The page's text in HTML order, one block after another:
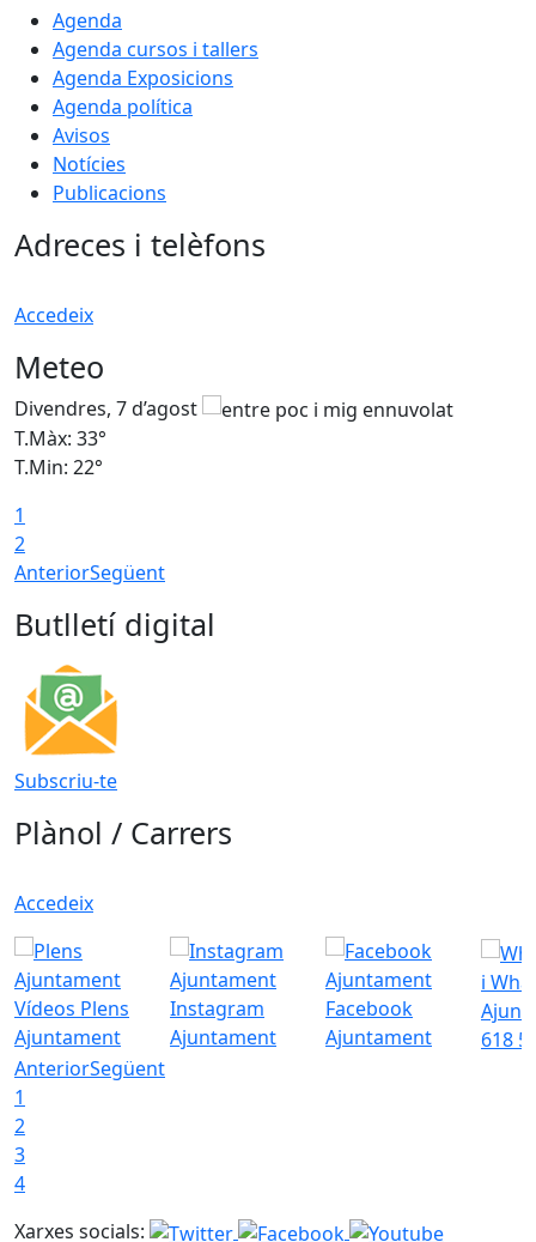
Agenda
Agenda cursos i tallers
Agenda Exposicions
Agenda política
Avisos
Notícies
Publicacions
Adreces i telèfons
Accedeix
Meteo
Divendres, 7 d’agost
T.Màx: 33°
T.Min: 22°
1
2
AnteriorSegüent
Butlletí digital
Subscriu-te
Plànol / Carrers
Accedeix
Vídeos Plens
Ajuntament
Instagram
Ajuntament
Facebook
Ajuntament
i
618
AnteriorSegüent
1
2
3
4
Xarxes socials: